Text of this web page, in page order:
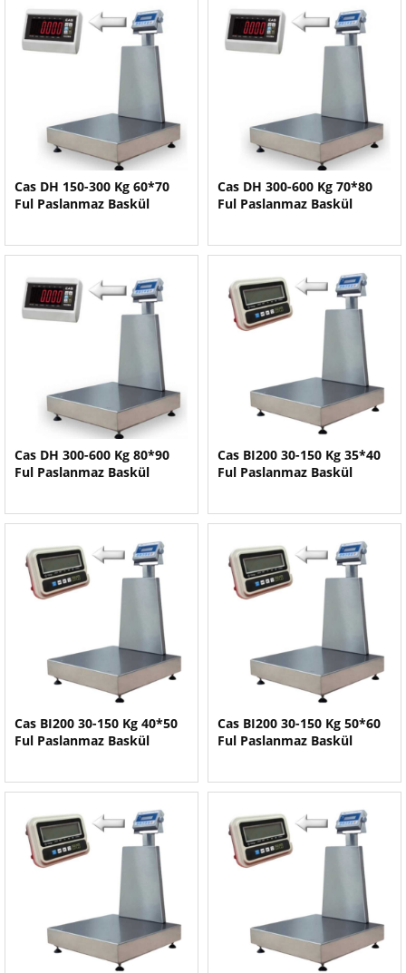
Cas DH 150-300 Kg 60*70
Ful Paslanmaz Baskül
Cas DH 300-600 Kg 70*80
Ful Paslanmaz Baskül
Cas DH 300-600 Kg 80*90
Ful Paslanmaz Baskül
Cas BI200 30-150 Kg 35*40
Ful Paslanmaz Baskül
Cas BI200 30-150 Kg 40*50
Ful Paslanmaz Baskül
Cas BI200 30-150 Kg 50*60
Ful Paslanmaz Baskül